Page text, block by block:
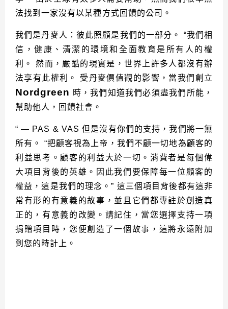
法找到一家沒有以某種方式回饋的公司。
我們是丹麥人：彼此照顧是我們的一部分。 “我們相
信，健康、清潔的環境和全面教育是所有人的權
利。 然而，嚴酷的現實是，世界上許多人都沒有辦
法享有此權利。 受丹麥價值觀的影響，當我們創立
Nordgreen 時，我們知道我們必須盡我們所能，
幫助他人，回饋社會。
“ — PAS & VAS 但是沒有你們的支持，我們將一無
所有。 “把顧客視為上帝，我們不顧一切地為顧客的
利益思考。顧客的利益大於一切。消費者是每個偉
大項目背後的英雄。因此我們要保障每一位顧客的
權益，這是我們的理念。” 這三個項目背後都有這非
常有形的有意義的故事，並且它們都專註於創造真
正的，有意義的改變。請記住，當您選擇支持一項
捐贈項目時，您便創造了一個故事，這將永遠附加
到您的時計上。